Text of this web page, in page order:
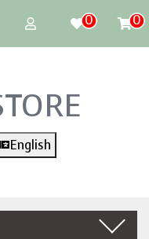
0 0
English